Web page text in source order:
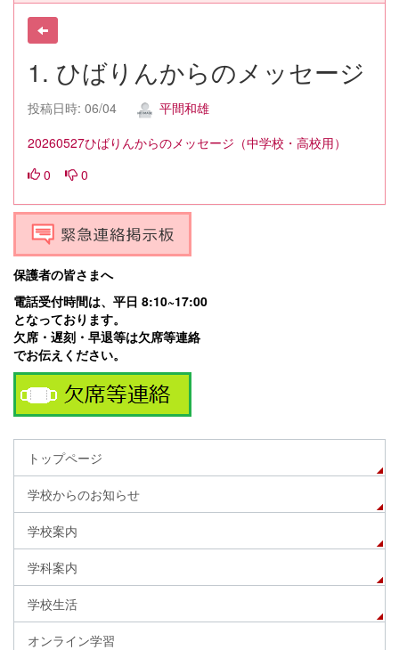
1. ひばりんからのメッセージ
投稿日時: 06/04
平間和雄
20260527ひばりんからのメッセージ（中学校・高校用）
0
0
保護者の皆さまへ
電話受付時間は、平日 8:10~17:00
となっております。
欠席・遅刻・早退等は欠席等連絡
でお伝えください。
トップページ
学校からのお知らせ
学校案内
学科案内
学校生活
オンライン学習